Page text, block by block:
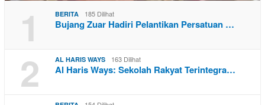
1 BERITA 185 Dilihat
Bujang Zuar Hadiri Pelantikan Persatuan …
2 AL HARIS WAYS 163 Dilihat
Al Haris Ways: Sekolah Rakyat Terintegra…